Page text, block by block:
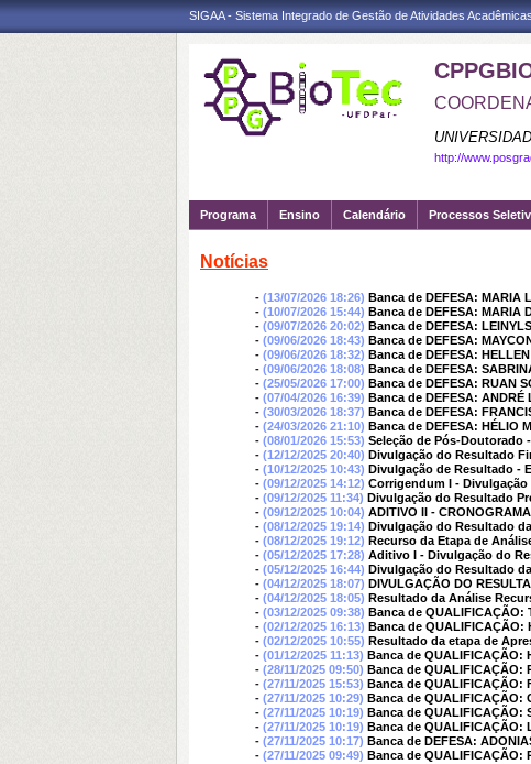
SIGAA - Sistema Integrado de Gestão de Atividades Acadêmicas
http://
Programa Ensino Calendário Processos
Notícias
- (13/07/2026 18:26) Banca de DEFESA: MARIA
- (10/07/2026 15:44) Banca de DEFESA: MARIA
- (09/07/2026 20:02) Banca de DEFESA:
- (09/06/2026 18:43) Banca de DEFESA:
- (09/06/2026 18:32) Banca de DEFESA:
- (09/06/2026 18:08) Banca de DEFESA:
- (25/05/2026 17:00) Banca de DEFESA: RUAN
- (07/04/2026 16:39) Banca de DEFESA: ANDRÉ
- (30/03/2026 18:37) Banca de DEFESA:
- (24/03/2026 21:10) Banca de DEFESA: HÉLIO
- (08/01/2026 15:53) Seleção de Pós-Doutorado
- (12/12/2025 20:40) Divulgação do Resultado
- (10/12/2025 10:43) Divulgação de Resultado -
- (09/12/2025 14:12) Corrigendum I - Divulgação
- (09/12/2025 11:34) Divulgação do Resultado
- (09/12/2025 10:04) ADITIVO II -
- (08/12/2025 19:14) Divulgação do Resultado
- (08/12/2025 19:12) Recurso da Etapa de
- (05/12/2025 17:28) Aditivo I - Divulgação do
- (05/12/2025 16:44) Divulgação do Resultado
- (04/12/2025 18:07) DIVULGAÇÃO DO
- (04/12/2025 18:05) Resultado da Análise
- (03/12/2025 09:38) Banca de QUALIFICAÇÃO:
- (02/12/2025 16:13) Banca de QUALIFICAÇÃO:
- (02/12/2025 10:55) Resultado da etapa de
- (01/12/2025 11:13) Banca de QUALIFICAÇÃO:
- (28/11/2025 09:50) Banca de QUALIFICAÇÃO:
- (27/11/2025 15:53) Banca de QUALIFICAÇÃO:
- (27/11/2025 10:29) Banca de QUALIFICAÇÃO:
- (27/11/2025 10:19) Banca de QUALIFICAÇÃO:
- (27/11/2025 10:19) Banca de QUALIFICAÇÃO:
- (27/11/2025 10:17) Banca de DEFESA:
- (27/11/2025 09:49) Banca de QUALIFICAÇÃO: